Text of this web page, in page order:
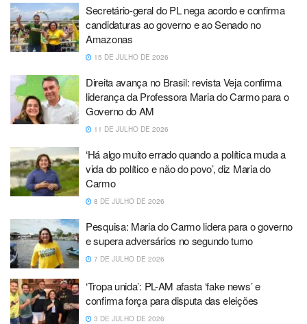
Secretário-geral do PL nega acordo e confirma
candidaturas ao governo e ao Senado no
Amazonas
15 DE JULHO DE 2026
Direita avança no Brasil: revista Veja confirma
liderança da Professora Maria do Carmo para o
Governo do AM
11 DE JULHO DE 2026
‘Há algo muito errado quando a política muda a
vida do político e não do povo’, diz Maria do
Carmo
8 DE JULHO DE 2026
Pesquisa: Maria do Carmo lidera para o governo
e supera adversários no segundo turno
7 DE JULHO DE 2026
‘Tropa unida’: PL-AM afasta ‘fake news’ e
confirma força para disputa das eleições
3 DE JULHO DE 2026